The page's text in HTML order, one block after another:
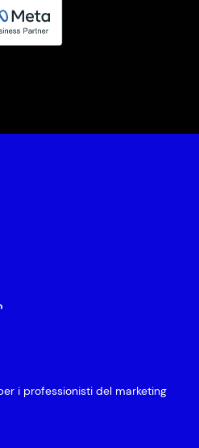
i professionisti del marketing